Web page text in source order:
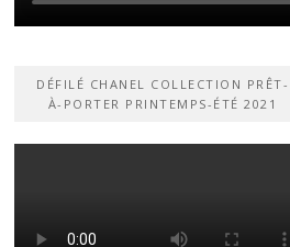
DÉFILÉ CHANEL COLLECTION PRÊT-
À-PORTER PRINTEMPS-ÉTÉ 2021